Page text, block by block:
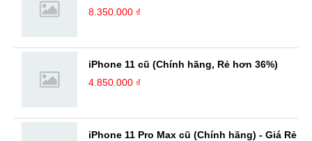
8.350.000 ₫
iPhone 11 cũ (Chính hãng, Rẻ hơn 36%)
4.850.000 ₫
iPhone 11 Pro Max cũ (Chính hãng) - Giá Rẻ